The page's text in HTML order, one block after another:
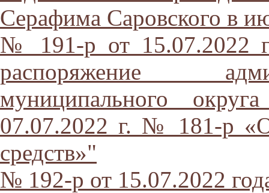
Серафима Саровского в
№ 191-р от 15.07.2022
распоряжение
муниципального
07.07.2022 г. № 181-р «О
средств»"
№ 192-р от 15.07.2022